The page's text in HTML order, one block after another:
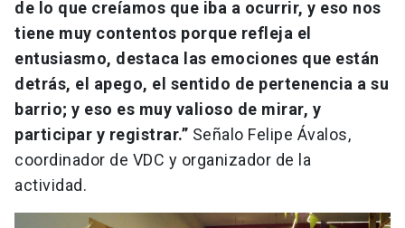
de lo que creíamos que iba a ocurrir, y eso nos
tiene muy contentos porque refleja el
entusiasmo, destaca las emociones que están
detrás, el apego, el sentido de pertenencia a su
barrio; y eso es muy valioso de mirar, y
participar y registrar.” Señalo Felipe Ávalos,
coordinador de VDC y organizador de la
actividad.